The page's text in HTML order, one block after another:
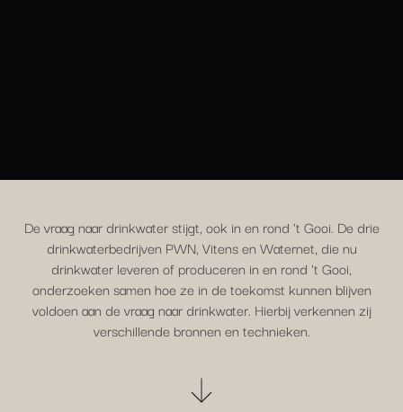
De vraag naar drinkwater stijgt, ook in en rond 't Gooi. De drie
drinkwaterbedrijven PWN, Vitens en Waternet, die nu
drinkwater leveren of produceren in en rond 't Gooi,
onderzoeken samen hoe ze in de toekomst kunnen blijven
voldoen aan de vraag naar drinkwater. Hierbij verkennen zij
verschillende bronnen en technieken.